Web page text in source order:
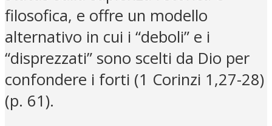
filosofica, e offre un modello
alternativo in cui i “deboli” e i
“disprezzati” sono scelti da Dio per
confondere i forti (1 Corinzi 1,27-28)
(p. 61).